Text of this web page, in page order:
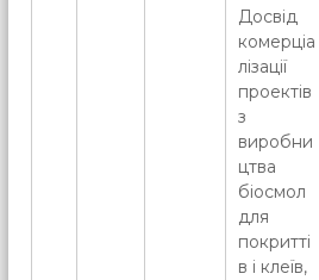
Досвід
комерціа
лізації
проектів
з
виробни
цтва
біосмол
для
покритті
в і клеїв,